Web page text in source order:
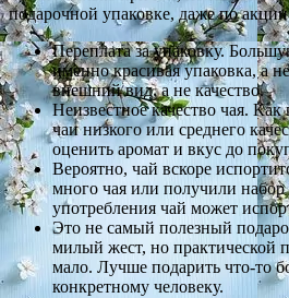
подарочной упаковке, даже по
Переплата за упаковку.
именно красивая упаковка, а
внешний вид, а не качество.
Неизвестное качество чая.
чаи низкого или среднего
оценить аромат и вкус до
Вероятно, чай вскоре
много чая или получили набор
употребления чай может
Это не самый полезный
милый жест, но практической
мало. Лучше подарить что-то
конкретному человеку.